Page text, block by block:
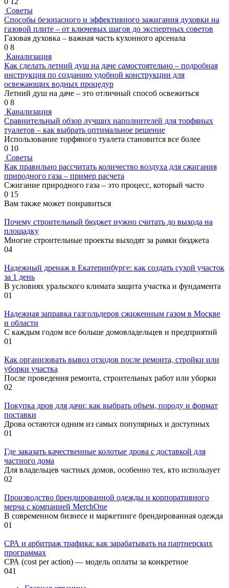
Советы
Способы безопасного и эффективного зажигания духовки на
газовой плите – от ключевых шагов до экспертных советов
Газовая духовка – важная часть кухонного арсенала
0 8
Канализация
Как сделать летний душ на даче самостоятельно – подробная
инструкция по созданию удобной конструкции для
освежающих водных процедур
Летний душ на даче – это отличный способ освежиться
0 8
Канализация
Сравнительный обзор лучших наполнителей для торфяных
туалетов – как выбрать оптимальное решение
Использование торфяного туалета становится все более
0 10
Советы
Как правильно рассчитать количество воздуха для сжигания
природного газа – пример расчета
Сжигание природного газа – это процесс, который часто
0 15
Вам также может понравиться
Почему строительный бюджет нужно считать до выхода на
площадку
Многие строительные проекты выходят за рамки бюджета
04
Надежный дренаж в Екатеринбурге: как создать сухой участок
за 1 день
В условиях уральского климата защита участка и фундамента
01
Надежная заправка газгольдеров сжиженным газом в Москве
и области
С каждым годом все больше домовладельцев и предприятий
01
Как организовать вывоз отходов после ремонта, стройки или
уборки участка
После проведения ремонта, строительных работ или уборки
02
Покупка дров для дачи: как выбрать объем, породу и формат
поставки
Дрова остаются одним из самых популярных и доступных
01
Где заказать качественные колотые дрова с доставкой для
частного дома
Для владельцев частных домов, особенно тех, кто использует
02
Производство брендированной одежды и корпоративного
мерча с компанией MerchOne
В современном бизнесе и маркетинге брендированная одежда
01
СРА и арбитраж трафика: как зарабатывать на партнерских
программах
СРА (cost per action) — модель оплаты за конкретное
041